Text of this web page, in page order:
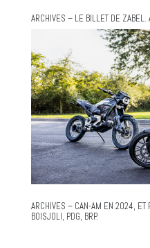
ARCHIVES – LE BILLET DE
ARCHIVES – CAN-AM EN 2024, ET
BOISJOLI, PDG, BRP.